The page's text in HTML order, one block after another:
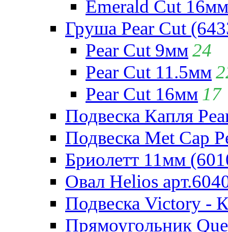
Emerald Cut 16мм
Груша Pear Cut
Pear Cut 9мм24
Pear Cut 11.5мм
Pear Cut 16мм 17
Подвеска Капля
Подвеска Met Cap
Бриолетт 11мм
Овал Helios
Подвеска Victory -
Прямоугольник